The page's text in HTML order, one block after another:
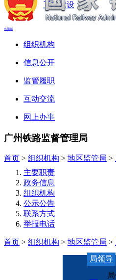
工程建设
电脑端
组织机构
信息公开
监管履职
互动交流
网上办事
广州铁路监督管理局
首页 > 组织机构 > 地区监管局 >
主要职责
政务信息
组织机构
公示公告
联系方式
举报电话
首页 > 组织机构 > 地区监管局 >
局领导